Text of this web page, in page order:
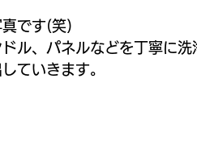
です(笑)
ル、パネルなどを丁寧に洗
ていきます。